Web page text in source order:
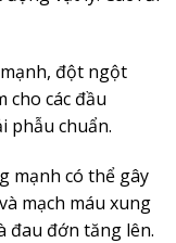
đột ngột
cho các đầu
phẫu chuẩn.
mạnh có thể gây
mạch máu xung
đau đớn tăng lên.